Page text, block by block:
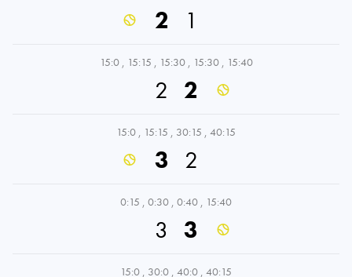
2 1
15:0 , 15:15 , 15:30 , 15:30 , 15:40
2 2
15:0 , 15:15 , 30:15 , 40:15
3 2
0:15 , 0:30 , 0:40 , 15:40
3 3
15:0 , 30:0 , 40:0 , 40:15